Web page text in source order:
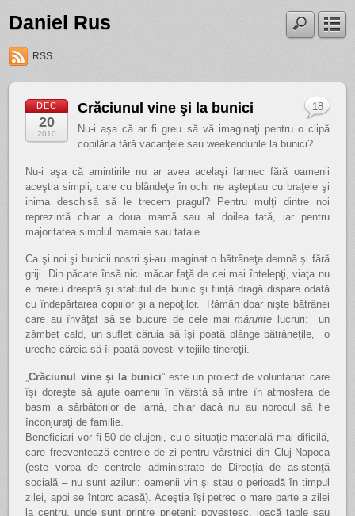
Daniel Rus
RSS
DEC
20
2010
Crăciunul vine şi la bunici
Nu-i aşa că ar fi greu să vă imaginaţi pentru o clipă
copilăria fără vacanţele sau weekendurile la bunici?
Nu-i aşa că amintirile nu ar avea acelaşi farmec fără oamenii
aceştia simpli, care cu blândeţe în ochi ne aşteptau cu braţele şi
inima deschisă să le trecem pragul? Pentru mulţi dintre noi
reprezintă chiar a doua mamă sau al doilea tată, iar pentru
majoritatea simplul mamaie sau tataie.
Ca şi noi şi bunicii nostri şi-au imaginat o bătrâneţe demnă şi fără
griji. Din păcate însă nici măcar faţă de cei mai întelepţi, viaţa nu
e mereu dreaptă şi statutul de bunic şi fiinţă dragă dispare odată
cu îndepărtarea copiilor şi a nepoţilor. Rămân doar nişte bătrânei
care au învăţat să se bucure de cele maimărunte
lucruri: un
zâmbet cald, un suflet căruia să îşi poată plânge bătrâneţile, o
ureche căreia să îi poată povesti vitejiile tinereţii.
„Crăciunul vine şi la bunici” este un proiect de voluntariat care
îşi doreşte să ajute oamenii în vârstă să intre în atmosfera de
basm a sărbătorilor de iarnă, chiar dacă nu au norocul să fie
înconjuraţi de familie.
Beneficiari vor fi 50 de clujeni, cu o situaţie materială mai dificilă,
care frecventează centrele de zi pentru vârstnici din Cluj-Napoca
(este vorba de centrele administrate de Direcţia de asistenţă
socială – nu sunt aziluri: oamenii vin şi stau o perioadă în timpul
zilei, apoi se întorc acasă). Aceştia îşi petrec o mare parte a zilei
la centru, unde sunt printre prieteni: povestesc, joacă table sau
18